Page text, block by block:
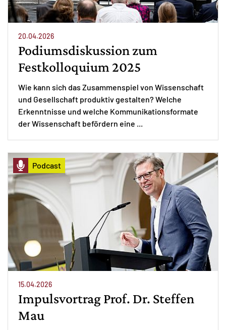
20.04.2026
Podiumsdiskussion zum
Festkolloquium 2025
Wie kann sich das Zusammenspiel von Wissenschaft
und Gesellschaft produktiv gestalten? Welche
Erkenntnisse und welche Kommunikationsformate
der Wissenschaft befördern eine ...
Podcast
15.04.2026
Impulsvortrag Prof. Dr. Steffen
Mau